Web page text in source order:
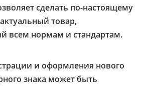
сделать по-настоящему
товар,
всем нормам и стандартам.
и оформления нового
знака может быть